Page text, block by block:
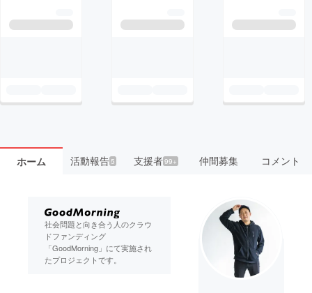
ホーム 活動報告5 支援者99+ 仲間募集 コメント
社会問題と向き合う人のクラウ
ドファンディング
「GoodMorning」にて実施され
たプロジェクトです。